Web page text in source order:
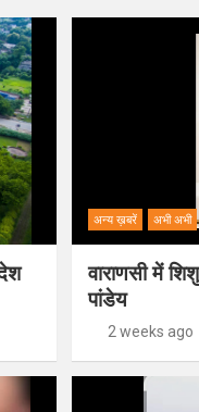
अन्य ख़बरें अभी अभी
वाराणसी में
पांडेय
2 weeks ago